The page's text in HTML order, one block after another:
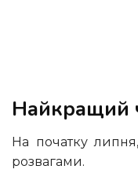
Найкращий
На початку липня, щоб потрапити на веселий фестиваль Де Томбе де ля Нюї із безкоштовними вуличними
розвагами.